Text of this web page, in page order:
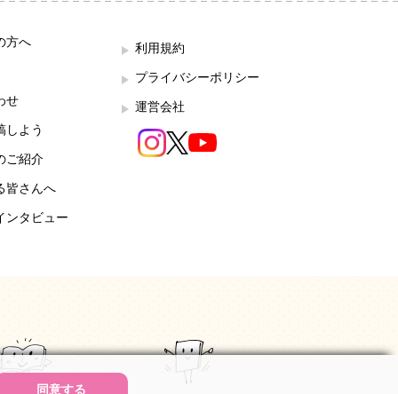
方へ
せ
しよう
ご紹介
皆さんへ
ンタビュー
利用規約
プライバシーポリシー
運営会社
同意する